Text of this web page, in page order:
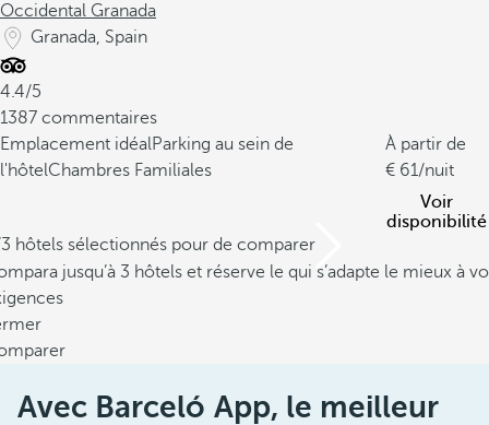
Occidental Granada
Granada, Spain
4.4/5
1387 commentaires
Emplacement idéalParking au sein de
l'hôtelChambres Familiales
À partir de
61/nuit
Voir
disponibilité
hôtels sélectionnés pour de comparer
jusqu’à 3 hôtels et réserve le qui s’adapte le mieux à
Avec Barceló App, le meilleur